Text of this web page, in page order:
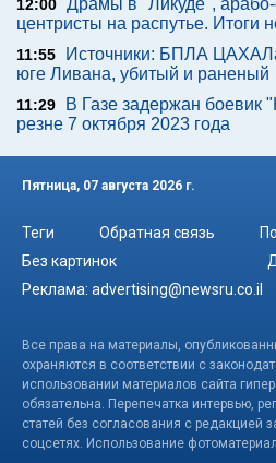
12:00 Драмы в "Ликуде",
центристы на распутье. Итоги
11:55
Источники: БПЛА
юге Ливана, убитый и раненый
11:29
В Газе задержан боевик
резне 7 октября 2023 года
Пятница, 07 августа 2026 г.
Теги Обратная связь
Без картинок
Реклама: advertising@newsru.co.il
Все права на материалы,
охраняются в соответствии с
использовании материалов сайта
обязательна. Перепечатка интервью,
статей без согласования с редакцией
соцсетях. Использование